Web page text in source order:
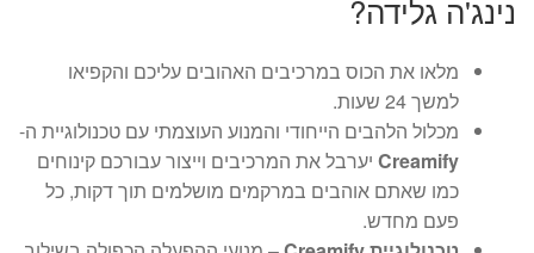
נינג'ה גלידה?
מלאו את הכוס במרכיבים האהובים עליכם והקפיאו
למשך 24 שעות.
מכלול הלהבים הייחודי והמנוע העוצמתי עם טכנולוגיית ה-
Creamify יערבל את המרכיבים וייצור עבורכם קינוחים
כמו שאתם אוהבים במרקמים מושלמים תוך דקות, כל
פעם מחדש.